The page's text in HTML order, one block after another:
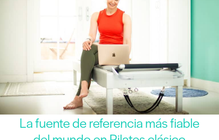
La fuente de referencia más fiable